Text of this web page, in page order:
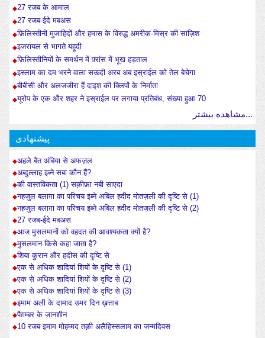
27 रजब के आमाल
27 रजब-ईदे मबअस
फ़िलिस्तीनी मुजाहिदों और हमास के विरुद्ध अमरीक-मिस्र की साज़िश
इजरायल से भागते यहूदी
फ़िलिस्तीनियों के समर्थन में फ़्रांस में भूख हड़ताल
इस्लाम का दम भरने वाला सऊदी अरब अब इस्राईल को तेल बेचेगा
बीबीसी और अलजजीरा हैं दाइश की क्लिपों के निर्माता
यूरोप के एक और शहर ने इस्राईल पर लगाया प्रतिबंध, संख्या हुआ 70
مشاهده بیشتر...
پیشنهادی
अहले बैत अंबिया से अफज़ल
अब्दुल्लाह इब्ने सबा कौन हैं?
की वास्तविकता (1) सक़ीफ़ा नबी साएदा
नहजुल बलाग़ा का परिचय इब्ने अबिल हदीद मोतज़ली की दृष्टि से (1)
नहजुल बलाग़ा का परिचय इब्ने अबिल हदीद मोतज़ली की दृष्टि से (2)
27 रजब-ईदे मबअस
आज मुसलमानों को वहदत की आवश्यकता क्यों है?
मुसलमान किसे कहा जाता है?
शिया कुरान और हदीस की दृष्टि से
एक से अधिक शादियां शियों के दृष्टि से (1)
एक से अधिक शादियां शियों के दृष्टि से (2)
एक से अधिक शादियां शियों के दृष्टि से (3)
इमाम अली के दामाद उमर दिन ख़त्ताब
पैग़म्बर के जानशीन
10 रजब इमाम मोहम्मद तक़ी अलैहिस्सलाम का जन्मदिवस